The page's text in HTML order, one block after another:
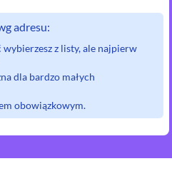
adresu:
z listy, ale najpierw
dla bardzo małych
obowiązkowym.